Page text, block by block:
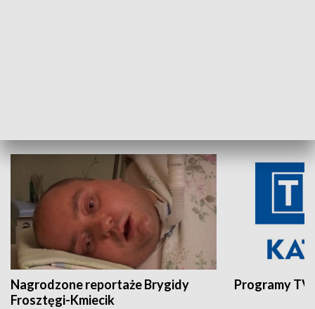
Nagrodzone reportaże Brygidy
Frosztęgi-Kmiecik
Programy